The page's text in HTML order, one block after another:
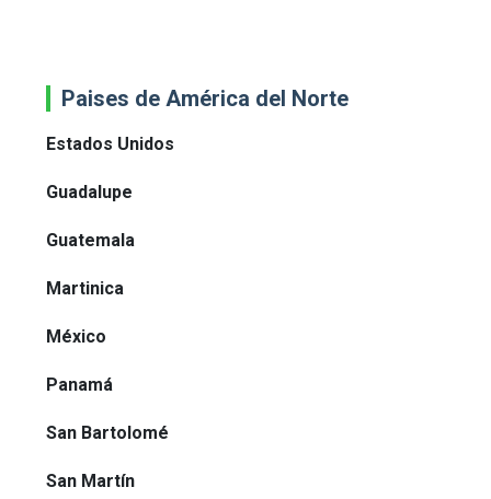
Paises de América del Norte
Estados Unidos
Guadalupe
Guatemala
Martinica
México
Panamá
San Bartolomé
San Martín